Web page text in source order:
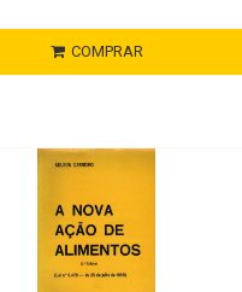
COMPRAR